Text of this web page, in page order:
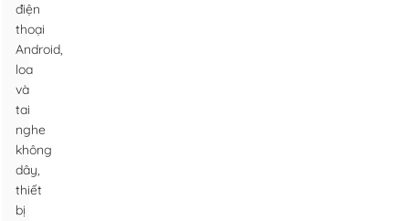
điện
thoại
Android,
loa
và
tai
nghe
không
dây,
thiết
bị